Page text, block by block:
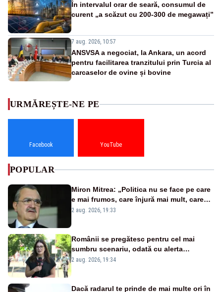
În intervalul orar de seară, consumul de
curent „a scăzut cu 200-300 de megawați”
7 aug. 2026, 10:57
ANSVSA a negociat, la Ankara, un acord
pentru facilitarea tranzitului prin Turcia al
carcaselor de ovine și bovine
URMĂREȘTE-NE PE
Facebook YouTube
POPULAR
Miron Mitrea: „Politica nu se face pe care
e mai frumos, care înjură mai mult, care
țipă mai tare, ci pe proiecte”
2 aug. 2026, 19:33
Românii se pregătesc pentru cel mai
sumbru scenariu, odată cu alerta
energetică
2 aug. 2026, 19:34
Dacă radarul te prinde de mai multe ori în